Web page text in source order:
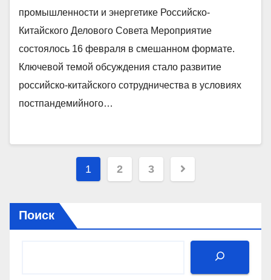
Совета
промышленности и энергетике Российско-
Китайского Делового Совета Мероприятие
состоялось 16 февраля в смешанном формате.
Ключевой темой обсуждения стало развитие
российско-китайского сотрудничества в условиях
постпандемийного…
Пагинация
1 2 3
Поиск